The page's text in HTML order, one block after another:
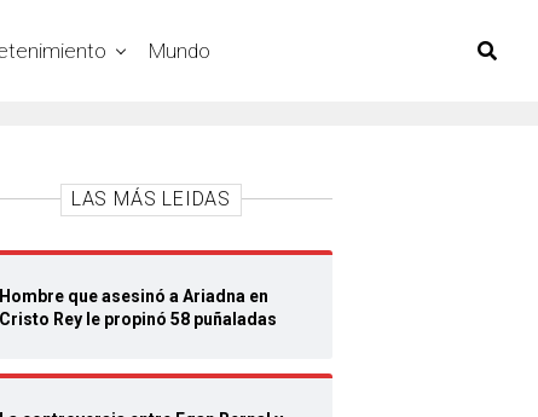
Mundo
LAS MÁS LEIDAS
Hombre que asesinó a Ariadna en
Cristo Rey le propinó 58 puñaladas